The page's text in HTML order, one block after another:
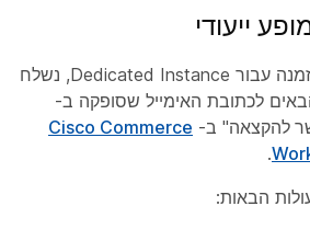
ייעודי
לאחר ביצוע ההזמנה עבור Dedicated Instance, נשלח
לכתובת האימייל שסופקה ב-
להקצאה" ב- Cisco Commerce
הבאות: